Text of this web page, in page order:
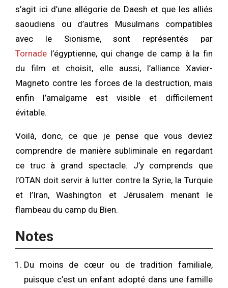
s’agit ici d’une allégorie de Daesh et que les alliés
saoudiens ou d’autres Musulmans compatibles
avec le Sionisme, sont représentés par
Tornade l’égyptienne, qui change de camp à la fin
du film et choisit, elle aussi, l’alliance Xavier-
Magneto contre les forces de la destruction, mais
enfin l’amalgame est visible et difficilement
évitable.
Voilà, donc, ce que je pense que vous deviez
comprendre de manière subliminale en regardant
ce truc à grand spectacle. J’y comprends que
l’OTAN doit servir à lutter contre la Syrie, la Turquie
et l’Iran, Washington et Jérusalem menant le
flambeau du camp du Bien.
Notes
Du moins de cœur ou de tradition familiale,
puisque c’est un enfant adopté dans une famille